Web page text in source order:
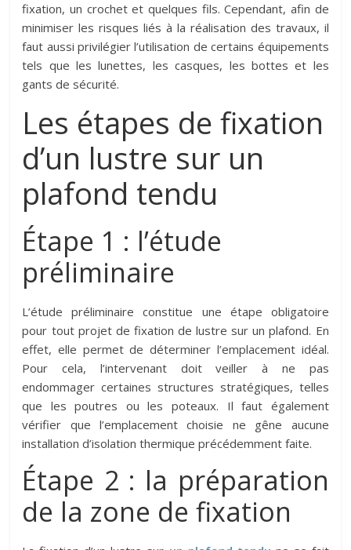
fixation, un crochet et quelques fils. Cependant, afin de
minimiser les risques liés à la réalisation des travaux, il
faut aussi privilégier l’utilisation de certains équipements
tels que les lunettes, les casques, les bottes et les
gants de sécurité.
Les étapes de fixation
d’un lustre sur un
plafond tendu
Étape 1 : l’étude
préliminaire
L’étude préliminaire constitue une étape obligatoire
pour tout projet de fixation de lustre sur un plafond. En
effet, elle permet de déterminer l’emplacement idéal.
Pour cela, l’intervenant doit veiller à ne pas
endommager certaines structures stratégiques, telles
que les poutres ou les poteaux. Il faut également
vérifier que l’emplacement choisie ne gêne aucune
installation d’isolation thermique précédemment faite.
Étape 2 : la préparation
de la zone de fixation